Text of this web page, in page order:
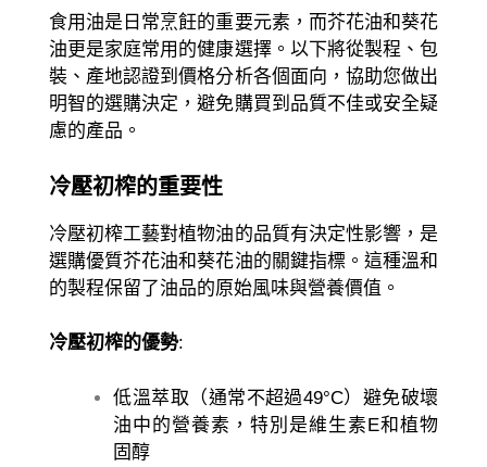
食用油是日常烹飪的重要元素，而芥花油和葵花
油更是家庭常用的健康選擇。以下將從製程、包
裝、產地認證到價格分析各個面向，協助您做出
明智的選購決定，避免購買到品質不佳或安全疑
慮的產品。
冷壓初榨的重要性
冷壓初榨工藝對植物油的品質有決定性影響，是
選購優質芥花油和葵花油的關鍵指標。這種溫和
的製程保留了油品的原始風味與營養價值。
冷壓初榨的優勢:
低溫萃取（通常不超過49°C）避免破壞
油中的營養素，特別是維生素E和植物
固醇